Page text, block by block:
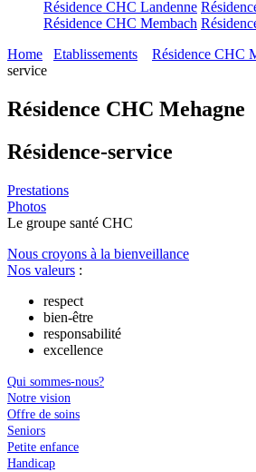
Résidence CHC Landenne
Résidence CHC Membach
Home
Etablissements Résidence CHC
service
Résidence CHC Mehagne
Résidence-service
Prestations
Photos
Le groupe santé CHC
Nous croyons à la bienveillance
Nos valeurs :
respect
bien-être
responsabilité
excellence
Qui sommes-nous?
Notre vision
Offre de soins
Seniors
Petite enfance
Handicap